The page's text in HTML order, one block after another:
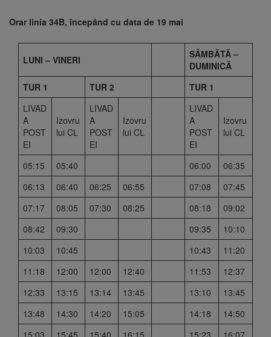
Orar linia 34B, începând cu data de 19 mai
LUNI – VINERI
SÂMBĂTĂ –
DUMINICĂ
TUR 1
TUR 2
TUR 1
LIVAD
A
POST
EI
Izovru
lui CL
LIVAD
A
POST
EI
Izovru
lui CL
LIVAD
A
POST
EI
Izovru
lui CL
05:15 05:40 06:00
06:35
06:13
06:40 06:25 06:55 07:08
07:45
07:17
08:05 07:30 08:25 08:18
09:02
08:42
09:30 09:35
10:10
10:03
10:45 10:43
11:20
11:18
12:00 12:00 12:40 11:53
12:37
12:33
13:15 13:14 13:45 13:10
13:45
13:48
14:30 14:20 15:05 14:18
14:50